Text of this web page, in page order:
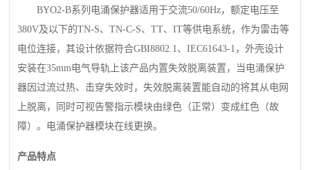
BYO2-B系列电涌保护器适用于交流50/60Hz，额定电压至
380V及以下的TN-S、TN-C-S、TT、IT等供电系统，作为雷击等
电位连接，其设计依据符合GBI8802.1、IEC61643-1，外壳设计
安装在35mm电气导轨上该产品内置失效脱离装置，当电涌保护
器因过流过热、击穿失效时，失效脱离装置能自动的将其从电网
上脱离，同时可视告警指示模块由绿色（正常）变成红色（故
障）。电涌保护器模块在线更换。
产品特点